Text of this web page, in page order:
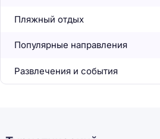
Пляжный отдых
Популярные направления
Развлечения и события